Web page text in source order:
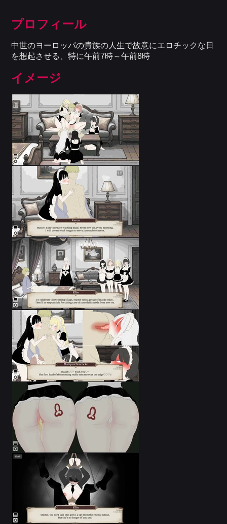
プロフィール
中世のヨーロッパの貴族の人生で故意にエロチックな日
を想起させる、特に午前7時～午前8時
イメージ